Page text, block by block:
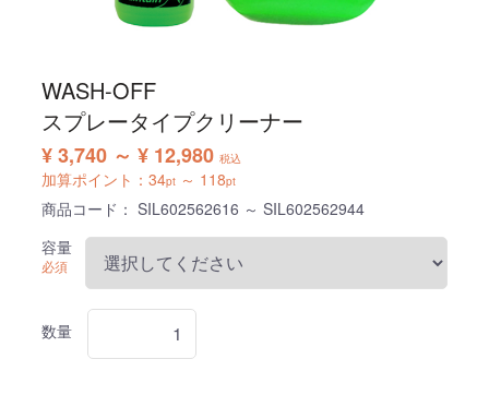
WASH-OFF
スプレータイプクリーナー
¥ 3,740 ～ ¥ 12,980 税込
加算ポイント： 34pt～ 118pt
商品コード： SIL602562616 ～ SIL602562944
容量
必須
数量